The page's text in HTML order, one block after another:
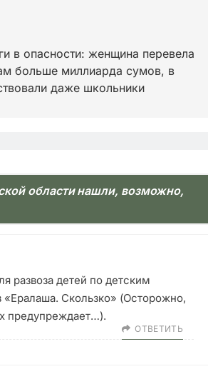
в опасности: женщина перевела
больше миллиарда сумов, в
даже школьники
области нашли, возможно,
развоза детей по детским
Скользко» (Осторожно,
предупреждает…).
ОТВЕТИТЬ